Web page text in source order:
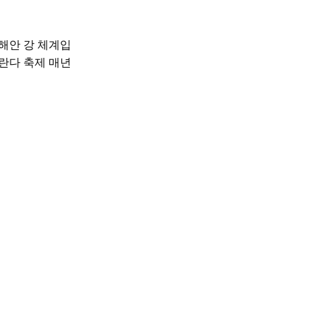
안 강 체계입
다 축제
매년